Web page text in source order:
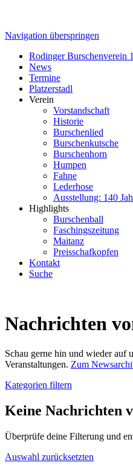
Navigation überspringen
Rodinger Burschenverein
News
Termine
Platzerstadl
Verein
Vorstandschaft
Historie
Burschenlied
Burschenkutsche
Burschenhorn
Humpen
Fahne
Lederhose
Ausstellung: 140
Highlights
Burschenball
Faschingszeitung
Maitanz
Preisschafkopfen
Kontakt
Suche
Nachrichten
Schau gerne hin und wieder auf
Veranstaltungen. Zum
Kategorien filtern
Keine Nachrichten
Überprüfe deine Filterung und
Auswahl zurücksetzten